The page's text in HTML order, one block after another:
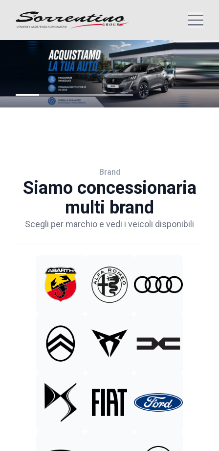
Brand
Siamo concessionaria
multi brand
Scegli per marchio e vedi i veicoli disponibili